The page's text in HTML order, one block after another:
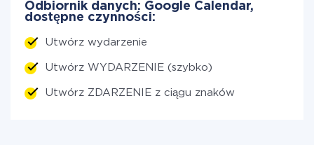
Odbiornik danych: Google Calendar,
dostępne czynności:
Utwórz wydarzenie
Utwórz WYDARZENIE (szybko)
Utwórz ZDARZENIE z ciągu znaków